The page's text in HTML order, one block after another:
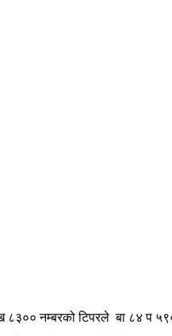
८३०० नम्बरको टिपरले बा ८४ प